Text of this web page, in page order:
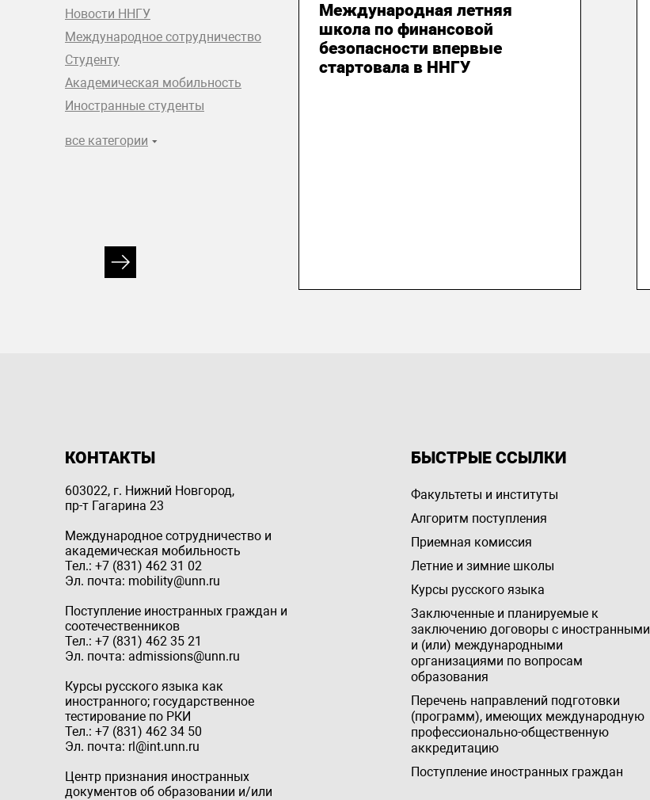
Новости ННГУ
Международное сотрудничество
Студенту
Академическая мобильность
Иностранные студенты
все категории
Международная летняя
школа по финансовой
безопасности впервые
стартовала в ННГУ
КОНТАКТЫ
603022, г. Нижний Новгород,
пр-т Гагарина 23
Международное сотрудничество и
академическая мобильность
Тел.: +7 (831) 462 31 02
Эл. почта: mobility@unn.ru
Поступление иностранных граждан и
соотечественников
Тел.: +7 (831) 462 35 21
Эл. почта: admissions@unn.ru
Курсы русского языка как
иностранного; государственное
тестирование по РКИ
Тел.: +7 (831) 462 34 50
Эл. почта: rl@int.unn.ru
Центр признания иностранных
документов об образовании и/или
БЫСТРЫЕ ССЫЛКИ
Факультеты и институты
Алгоритм поступления
Приемная комиссия
Летние и зимние школы
Курсы русского языка
Заключенные и планируемые к
заключению договоры с иностранными
и (или) международными
организациями по вопросам
образования
Перечень направлений подготовки
(программ), имеющих международную
профессионально-общественную
аккредитацию
Поступление иностранных граждан